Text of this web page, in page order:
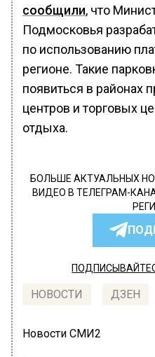
сообщили, что
Подмосковья
по использованию
регионе. Такие
появиться в районах
центров и торговых
отдыха.
БОЛЬШЕ АКТУАЛЬНЫХ
ВИДЕО В ТЕЛЕГРАМ-
НОВОСТИ ДЗЕН
Новости СМИ2